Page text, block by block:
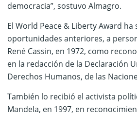
democracia”, sostuvo Almagro.
El World Peace & Liberty Award
oportunidades anteriores, a
René Cassin, en 1972, como
en la redacción de la Declaración
Derechos Humanos, de las
También lo recibió el activista
Mandela, en 1997, en